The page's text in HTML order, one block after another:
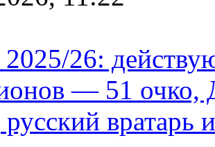
26:
— 51 очко,
вратарь